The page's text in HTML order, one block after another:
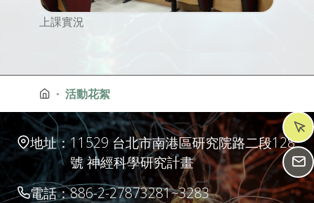
上課實況
活動花絮
地址：11529 台北市南港區研究院路二段128
號 神經科學研究計畫
電話：886-2-27873281~3283